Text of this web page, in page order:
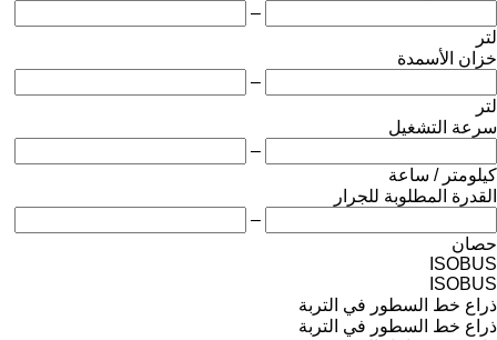
–
لتر
خزان الأسمدة
–
لتر
سرعة التشغيل
–
كيلومتر / ساعة
القدرة المطلوبة للجرار
–
حصان
ISOBUS
ISOBUS
ذراع خط السطور في التربة
ذراع خط السطور في التربة